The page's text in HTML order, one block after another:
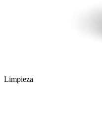
Limpieza